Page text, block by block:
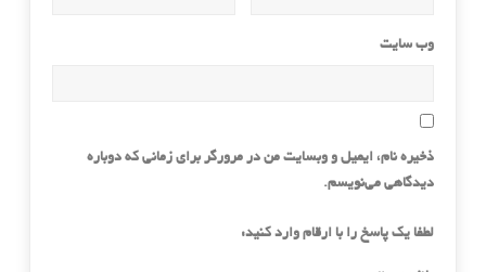
وب‌ سایت
ذخیره نام، ایمیل و وبسایت من در مرورگر برای زمانی که دوباره
دیدگاهی می‌نویسم.
لطفا یک پاسخ را با ارقام وارد کنید: